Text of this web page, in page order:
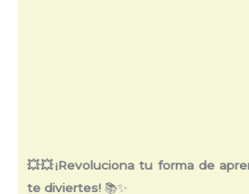
💥💥¡Revoluciona tu forma de
te diviertes! 📚✨